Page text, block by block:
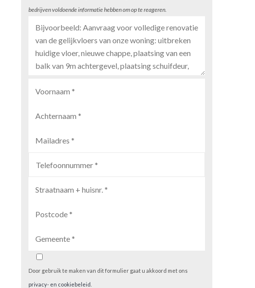
bedrijven voldoende informatie hebben om op te reageren.
Door gebruik te maken van dit formulier gaat u akkoord met ons
privacy- en cookiebeleid